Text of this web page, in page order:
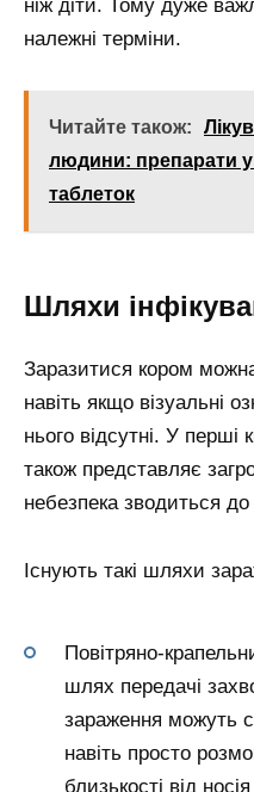
ніж діти. Тому дуже
належні терміни.
Читайте також:
людини: препарати
таблеток
Шляхи
Заразитися кором
навіть якщо візуальні
нього відсутні. У перші
також представляє
небезпека зводиться до
Існують такі шляхи
Повітряно-
шлях передачі
зараження можуть
навіть просто
близькості від